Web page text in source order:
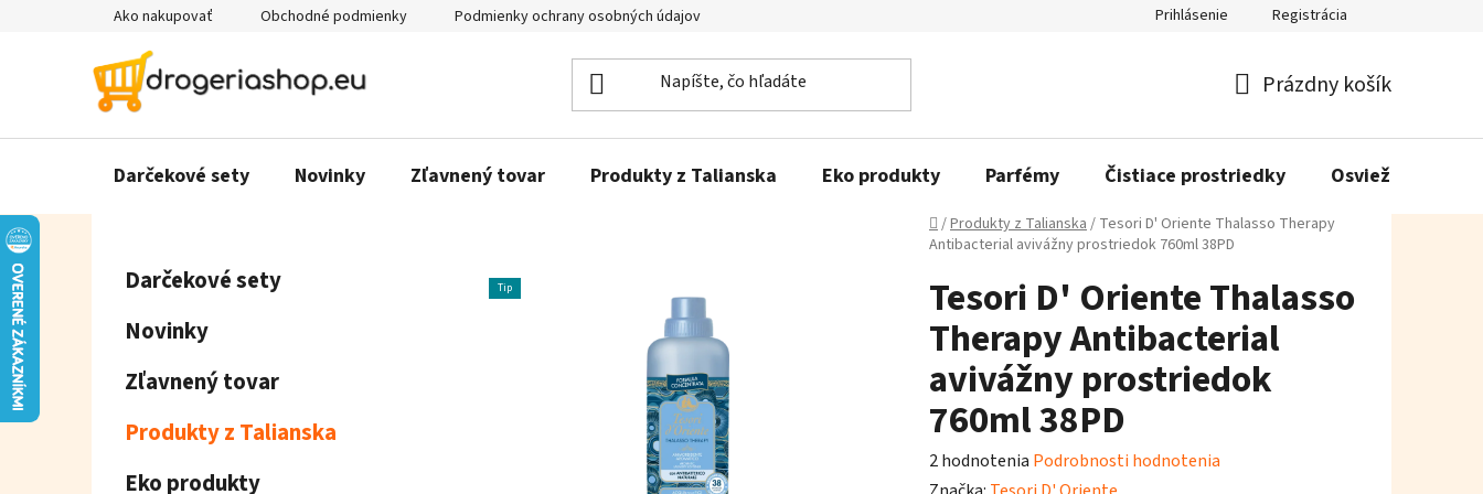
Ako nakupovať Obchodné podmienky Podmienky ochrany osobných údajov Prihlásenie Registrácia
košík
Prázdny košík
Darčekové sety Novinky Zľavnený tovar Produkty z Talianska Eko produkty Parfémy Čistiace prostriedky Osviežovače
Domov
/Produkty z Talianska/ Tesori D' Oriente Thalasso Therapy
Antibacterial avivážny prostriedok 760ml 38PD
Preskočiť
kategórie
Darčekové sety
Novinky
Zľavnený tovar
Produkty z Talianska
Eko produkty
Tesori D' Oriente Thalasso
Therapy Antibacterial
avivážny prostriedok
760ml 38PD
Priemerné
2 hodnotenia Podrobnosti hodnotenia
Tip